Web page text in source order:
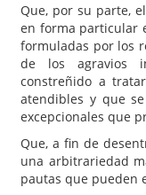
Que, por su parte,
en forma particular
formuladas por los
de los agravios
constreñido a
atendibles y que
excepcionales que
Que, a fin de
una arbitrariedad
pautas que pueden